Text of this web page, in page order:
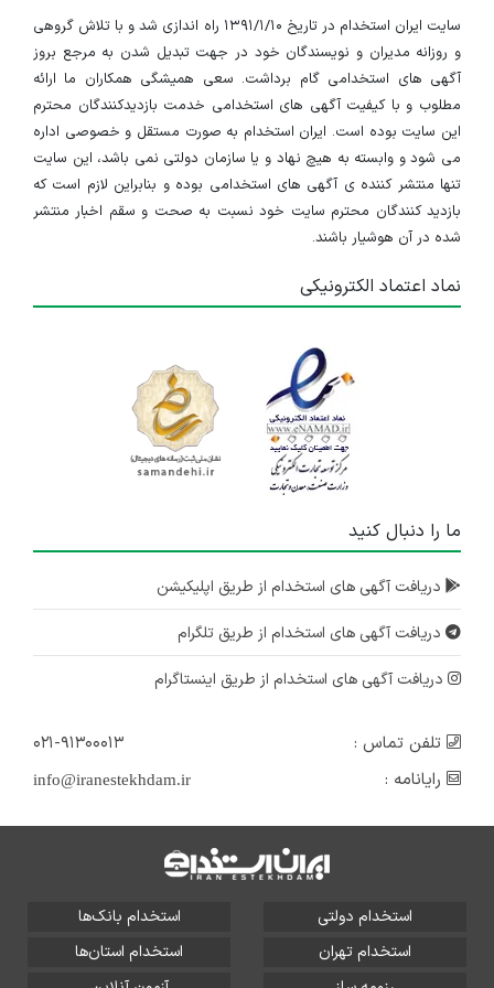
سایت ایران استخدام در تاریخ ۱۳۹۱/۱/۱۰ راه اندازی شد و با تلاش گروهی
و روزانه مدیران و نویسندگان خود در جهت تبدیل شدن به مرجع بروز
آگهی های استخدامی گام برداشت. سعی همیشگی همکاران ما ارائه
مطلوب و با کیفیت آگهی های استخدامی خدمت بازدیدکنندگان محترم
این سایت بوده است. ایران استخدام به صورت مستقل و خصوصی اداره
می شود و وابسته به هیچ نهاد و یا سازمان دولتی نمی باشد، این سایت
تنها منتشر کننده ی آگهی های استخدامی بوده و بنابراین لازم است که
بازدید کنندگان محترم سایت خود نسبت به صحت و سقم اخبار منتشر
شده در آن هوشیار باشند.
نماد اعتماد الکترونیکی
ما را دنبال کنید
دریافت آگهی های استخدام از طریق اپلیکیشن
دریافت آگهی های استخدام از طریق تلگرام
دریافت آگهی های استخدام از طریق اینستاگرام
تلفن تماس :
۰۲۱-۹۱۳۰۰۰۱۳
رایانامه :
info@iranestekhdam.ir
استخدام دولتی
استخدام بانک‌ها
استخدام تهران
استخدام استان‌ها